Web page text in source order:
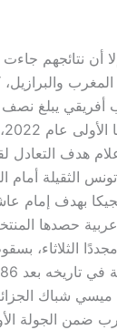
أن نتائجهم
بات أول منتخب
هدف التعادل
بهدف إمام
حصدها
الثلاثاء،
ميسي شباك
ضمن الجولة